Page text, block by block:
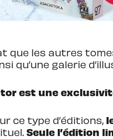
que les autres
qu’une galerie
est une
ce type d’éditions,
Seule l’édition